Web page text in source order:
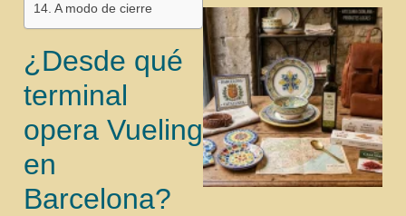
A modo de cierre
¿Desde qué
terminal
opera Vueling
en
Barcelona?